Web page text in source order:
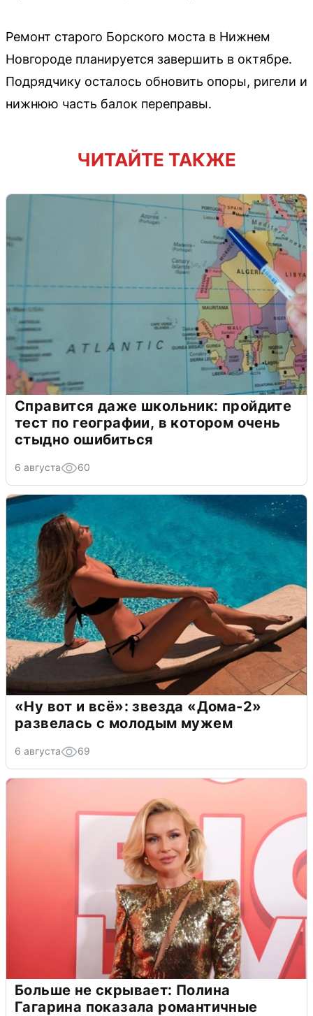
Ремонт старого Борского моста в Нижнем
Новгороде планируется завершить в октябре.
Подрядчику осталось обновить опоры, ригели и
нижнюю часть балок переправы.
ЧИТАЙТЕ ТАКЖЕ
Справится даже школьник: пройдите
тест по географии, в котором очень
стыдно ошибиться
6 августа 60
«Ну вот и всё»: звезда «Дома-2»
развелась с молодым мужем
6 августа 69
Больше не скрывает: Полина
Гагарина показала романтичные